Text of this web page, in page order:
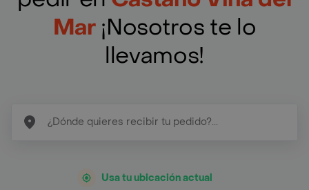
Mar¡Nosotros te lo
llevamos!
Usa tu ubicación actual